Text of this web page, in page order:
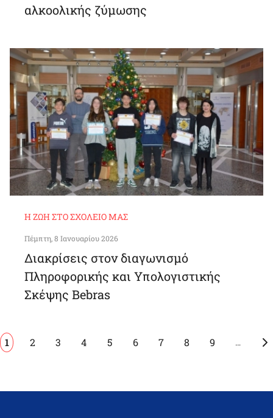
αλκοολικής ζύμωσης
Η ΖΩΉ ΣΤΟ ΣΧΟΛΕΊΟ ΜΑΣ
Πέμπτη, 8 Ιανουαρίου 2026
Διακρίσεις στον διαγωνισμό
Πληροφορικής και Υπολογιστικής
Σκέψης Bebras
Pagination
Current
page
1 Page
2 Page
3 Page
4 Page
5 Page
6 Page
7 Page
8 Page
9 …